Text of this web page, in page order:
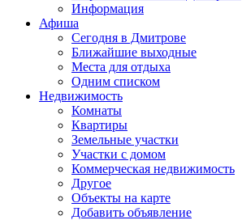
Информация
Афиша
Сегодня в Дмитрове
Ближайшие выходные
Места для отдыха
Одним списком
Недвижимость
Комнаты
Квартиры
Земельные участки
Участки с домом
Коммерческая недвижимость
Другое
Объекты на карте
Добавить объявление